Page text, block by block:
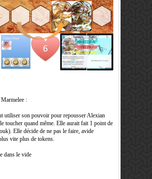
:
utiliser son pouvoir pour repousser Alexian
le toucher quand même. Elle aurait fait 1 point de
Elle décide de ne pas le faire, avide
vite plus de tokens.
dans le vide